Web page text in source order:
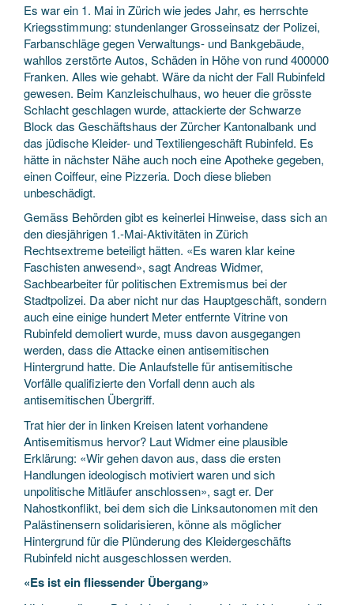
Es war ein 1. Mai in Zürich wie jedes Jahr, es herrschte
Kriegsstimmung: stundenlanger Grosseinsatz der Polizei,
Farbanschläge gegen Verwaltungs- und Bankgebäude,
wahllos zerstörte Autos, Schäden in Höhe von rund 400000
Franken. Alles wie gehabt. Wäre da nicht der Fall Rubinfeld
gewesen. Beim Kanzleischulhaus, wo heuer die grösste
Schlacht geschlagen wurde, attackierte der Schwarze
Block das Geschäftshaus der Zürcher Kantonalbank und
das jüdische Kleider- und Textiliengeschäft Rubinfeld. Es
hätte in nächster Nähe auch noch eine Apotheke gegeben,
einen Coiffeur, eine Pizzeria. Doch diese blieben
unbeschädigt.
Gemäss Behörden gibt es keinerlei Hinweise, dass sich an
den diesjährigen 1.-Mai-Aktivitäten in Zürich
Rechtsextreme beteiligt hätten. «Es waren klar keine
Faschisten anwesend», sagt Andreas Widmer,
Sachbearbeiter für politischen Extremismus bei der
Stadtpolizei. Da aber nicht nur das Hauptgeschäft, sondern
auch eine einige hundert Meter entfernte Vitrine von
Rubinfeld demoliert wurde, muss davon ausgegangen
werden, dass die Attacke einen antisemitischen
Hintergrund hatte. Die Anlaufstelle für antisemitische
Vorfälle qualifizierte den Vorfall denn auch als
antisemitischen Übergriff.
Trat hier der in linken Kreisen latent vorhandene
Antisemitismus hervor? Laut Widmer eine plausible
Erklärung: «Wir gehen davon aus, dass die ersten
Handlungen ideologisch motiviert waren und sich
unpolitische Mitläufer anschlossen», sagt er. Der
Nahostkonflikt, bei dem sich die Linksautonomen mit den
Palästinensern solidarisieren, könne als möglicher
Hintergrund für die Plünderung des Kleidergeschäfts
Rubinfeld nicht ausgeschlossen werden.
«Es ist ein fliessender Übergang»